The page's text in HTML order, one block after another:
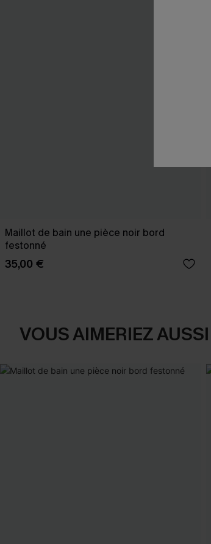
Maillot de bain une pièce noir bord
festonné
35,00 €
VOUS AIMERIEZ AUSSI